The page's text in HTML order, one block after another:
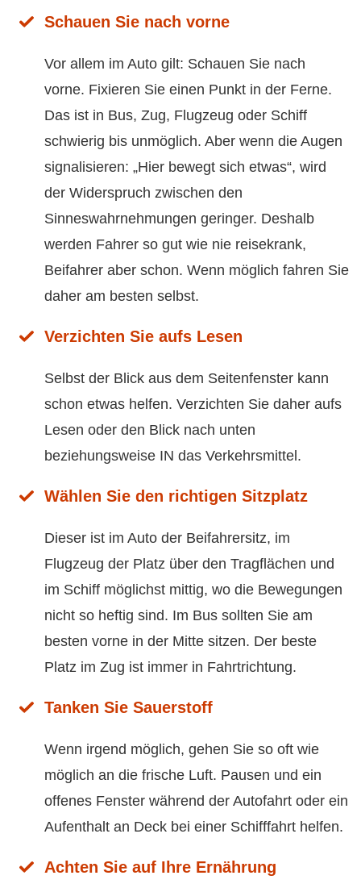
Schauen Sie nach vorne
Vor allem im Auto gilt: Schauen Sie nach
vorne. Fixieren Sie einen Punkt in der Ferne.
Das ist in Bus, Zug, Flugzeug oder Schiff
schwierig bis unmöglich. Aber wenn die Augen
signalisieren: „Hier bewegt sich etwas“, wird
der Widerspruch zwischen den
Sinneswahrnehmungen geringer. Deshalb
werden Fahrer so gut wie nie reisekrank,
Beifahrer aber schon. Wenn möglich fahren Sie
daher am besten selbst.
Verzichten Sie aufs Lesen
Selbst der Blick aus dem Seitenfenster kann
schon etwas helfen. Verzichten Sie daher aufs
Lesen oder den Blick nach unten
beziehungsweise IN das Verkehrsmittel.
Wählen Sie den richtigen Sitzplatz
Dieser ist im Auto der Beifahrersitz, im
Flugzeug der Platz über den Tragflächen und
im Schiff möglichst mittig, wo die Bewegungen
nicht so heftig sind. Im Bus sollten Sie am
besten vorne in der Mitte sitzen. Der beste
Platz im Zug ist immer in Fahrtrichtung.
Tanken Sie Sauerstoff
Wenn irgend möglich, gehen Sie so oft wie
möglich an die frische Luft. Pausen und ein
offenes Fenster während der Autofahrt oder ein
Aufenthalt an Deck bei einer Schifffahrt helfen.
Achten Sie auf Ihre Ernährung